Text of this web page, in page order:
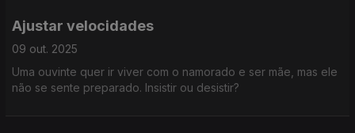
Ajustar velocidades
09 out. 2025
Uma ouvinte quer ir viver com o namorado e ser mãe, mas ele
não se sente preparado. Insistir ou desistir?